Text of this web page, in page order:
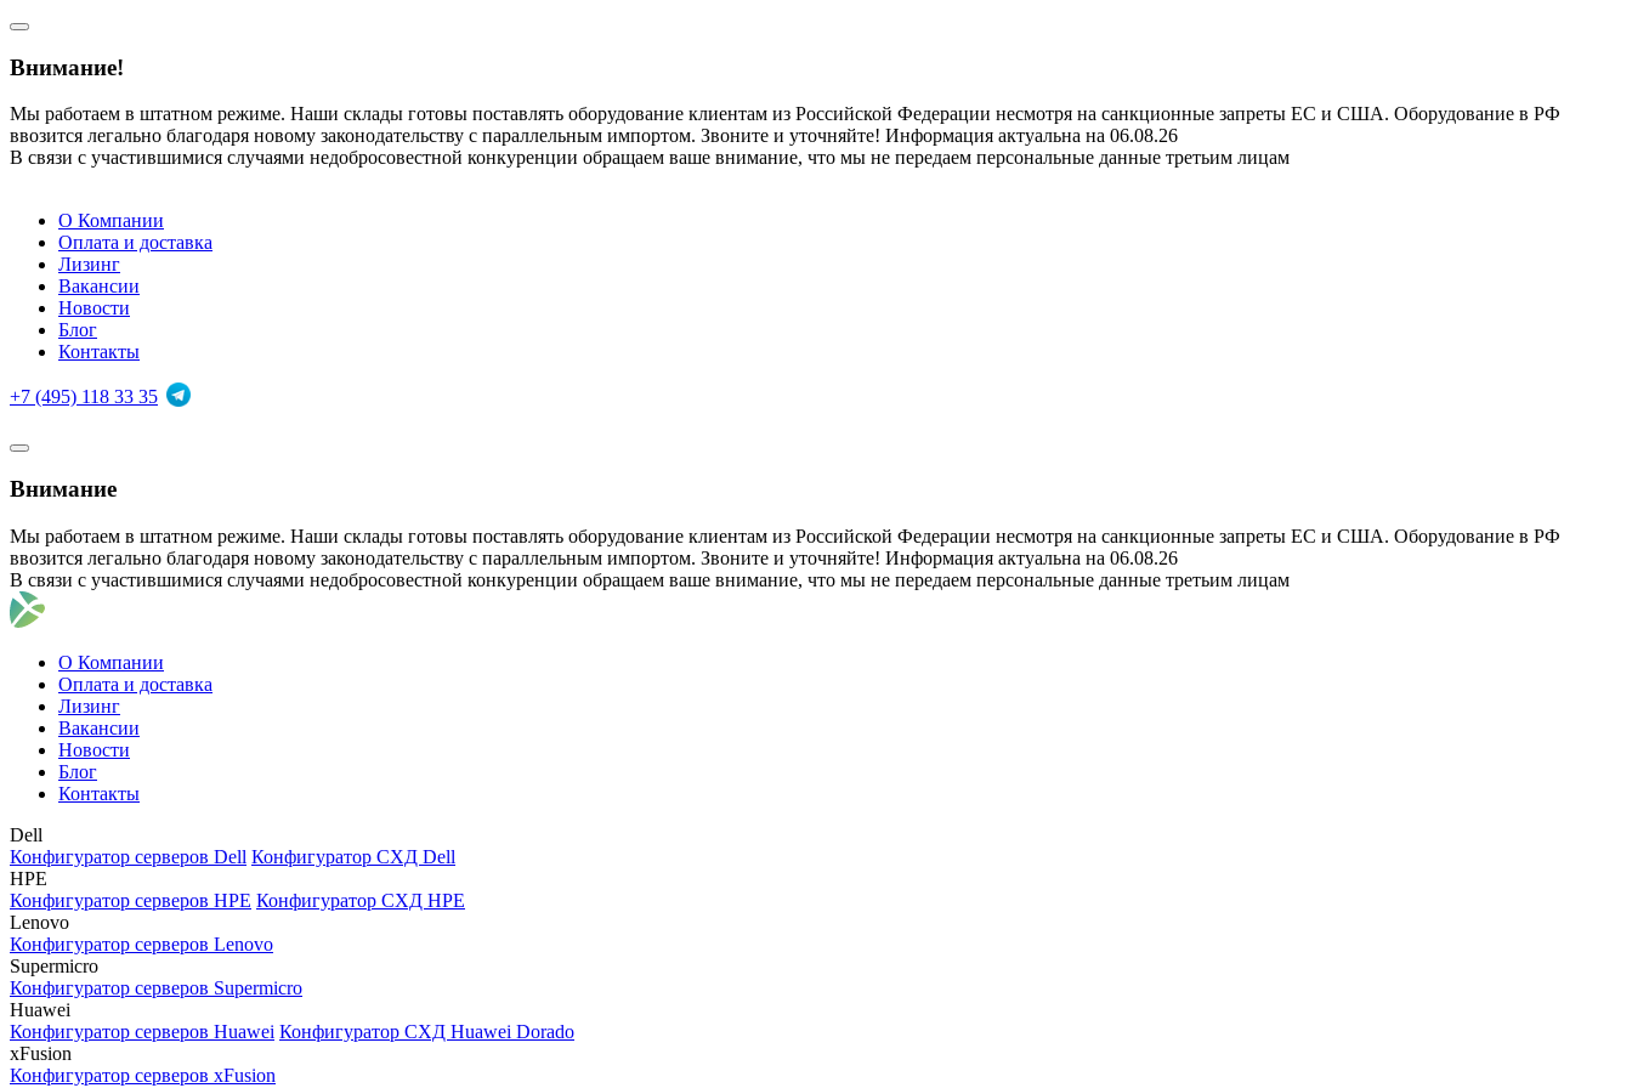
Внимание!
Мы работаем в штатном режиме. Наши склады готовы поставлять оборудование клиентам из Российской Федерации несмотря на санкционные запреты ЕС и США. Оборудование в РФ
ввозится легально благодаря новому законодательству с параллельным импортом. Звоните и уточняйте! Информация актуальна на 06.08.26
В связи с участившимися случаями недобросовестной конкуренции обращаем ваше внимание, что мы не передаем персональные данные третьим лицам
О Компании
Оплата и доставка
Лизинг
Вакансии
Новости
Блог
Контакты
+7 (495) 118 33 35
Внимание
Мы работаем в штатном режиме. Наши склады готовы поставлять оборудование клиентам из Российской Федерации несмотря на санкционные запреты ЕС и США. Оборудование в РФ
ввозится легально благодаря новому законодательству с параллельным импортом. Звоните и уточняйте! Информация актуальна на 06.08.26
В связи с участившимися случаями недобросовестной конкуренции обращаем ваше внимание, что мы не передаем персональные данные третьим лицам
О Компании
Оплата и доставка
Лизинг
Вакансии
Новости
Блог
Контакты
Dell
Конфигуратор серверов Dell Конфигуратор СХД Dell
HPE
Конфигуратор серверов HPE Конфигуратор СХД HPE
Lenovo
Конфигуратор серверов Lenovo
Supermicro
Конфигуратор серверов Supermicro
Huawei
Конфигуратор серверов Huawei Конфигуратор СХД Huawei Dorado
xFusion
Конфигуратор серверов xFusion